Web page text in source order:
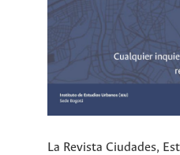
La Revista Ciudades,